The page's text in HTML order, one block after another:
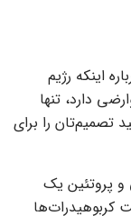
اینکه رژیم
دارد، تنها
تصمیم‌تان را برای
و پروتئین یک
کربوهیدرات‌ها